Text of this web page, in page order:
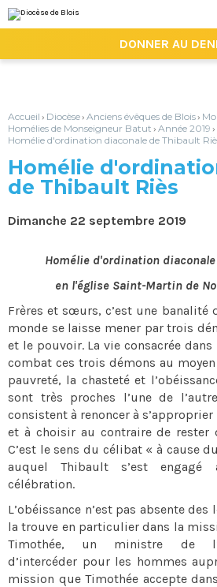
au
contenu.
la
personnels
DONNER AU
Accueil › Diocèse› Anciens évêques de Blois›
Homélies de Monseigneur Batut › Année 2019 ›
Homélie d'ordination diaconale de Thibault
Homélie
de Thibault Riès
Dimanche 22 septembre 2019
Homélie d'ordination
en l'église Saint-Martin de
Frères et sœurs, c’est une banalité
monde se laisse mener par trois
et le pouvoir. La vie consacrée
combat ces trois démons au
pauvreté, la chasteté et
sont très proches l’une de
consistent à renoncer à
et à choisir au contraire de rester
C’est le sens du célibat « à cause
auquel Thibault s’est
célébration.
L’obéissance n’est pas absente
la trouve en particulier dans la
Timothée, un ministre de
d’intercéder pour les hommes
mission que Timothée accepte